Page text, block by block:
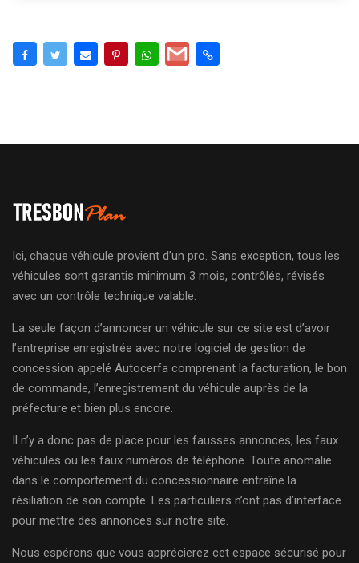
Ici, chaque véhicule provient d’un pro. Sans exception, tous les
véhicules sont garantis minimum 3 mois, contrôlés, révisés
avec un contrôle technique valable.
La seule façon d’annoncer un véhicule sur ce site est d’avoir
l’entreprise enregistrée avec notre logiciel de gestion de
concession appelé Autocerfa comprenant la facturation, le bon
de commande, l’enregistrement du véhicule auprès de la
préfecture et bien plus encore.
Il n’y a donc pas de place pour les fausses annonces, les faux
véhicules ou les faux numéros de téléphone. Toute anomalie
dans le comportement du concessionnaire entraîne la
résiliation de son compte. Les particuliers n’ont pas d’interface
pour mettre des annonces sur notre site.
Nous espérons que vous apprécierez cet espace sécurisé pour